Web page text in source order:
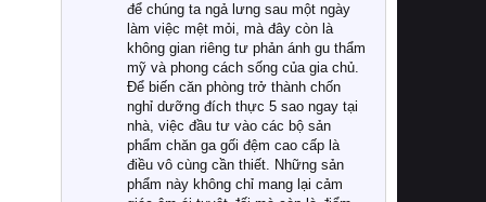
để chúng ta ngả lưng sau một ngày
làm việc mệt mỏi, mà đây còn là
không gian riêng tư phản ánh gu thẩm
mỹ và phong cách sống của gia chủ.
Để biến căn phòng trở thành chốn
nghỉ dưỡng đích thực 5 sao ngay tại
nhà, việc đầu tư vào các bộ sản
phẩm chăn ga gối đệm cao cấp là
điều vô cùng cần thiết. Những sản
phẩm này không chỉ mang lại cảm